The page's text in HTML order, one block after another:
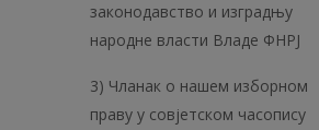
законодавство и изградњу
народне власти Владе ФНРЈ
3) Чланак о нашем изборном
праву у совјетском часопису